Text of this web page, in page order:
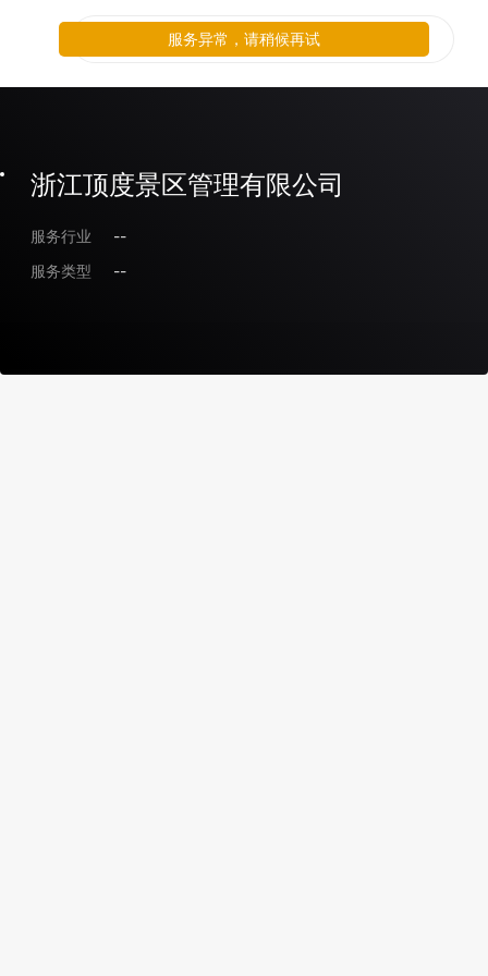
浙江顶度景区管理有限公司
服务行业
--
服务类型
--
服务异常，请稍候再试